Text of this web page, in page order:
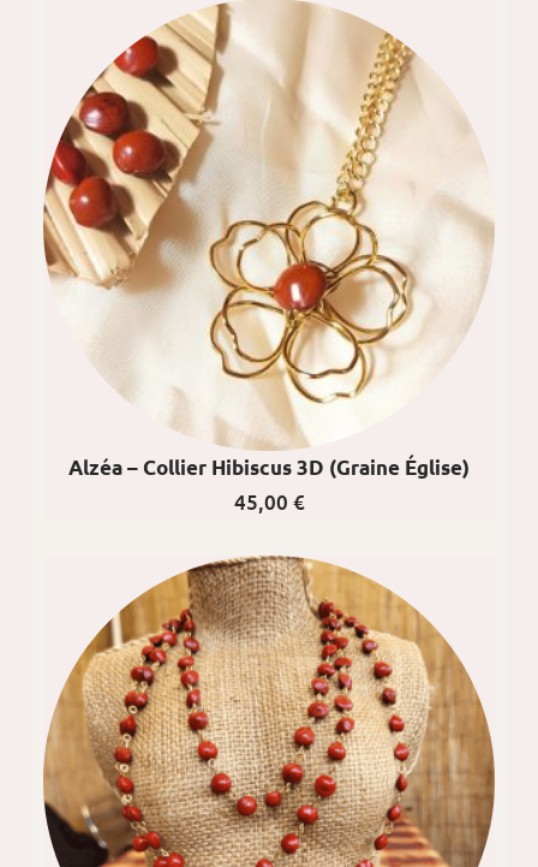
Alzéa – Collier Hibiscus 3D (graine Église)
45,00 €